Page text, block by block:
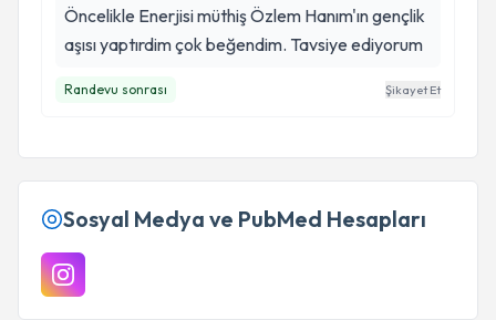
Öncelikle Enerjisi müthiş Özlem Hanım'ın gençlik
aşısı yaptırdim çok beğendim. Tavsiye ediyorum
Randevu sonrası Şikayet Et
Sosyal Medya ve PubMed Hesapları